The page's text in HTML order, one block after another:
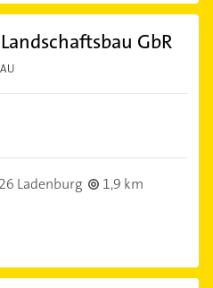
GbR
Ladenburg
1,9 km